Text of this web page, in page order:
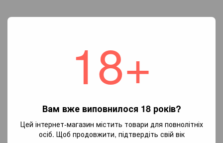
18+
Вам вже виповнилося 18 років?
Цей інтернет-магазин містить товари для повнолітніх
осіб. Щоб продовжити, підтвердіть свій вік
Написати відгук